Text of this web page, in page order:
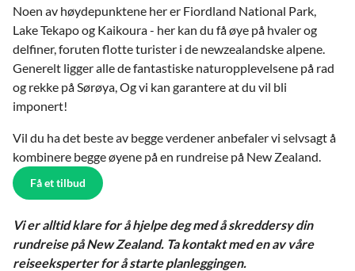
Noen av høydepunktene her er Fiordland National Park,
Lake Tekapo og Kaikoura - her kan du få øye på hvaler og
delfiner, foruten flotte turister i de newzealandske alpene.
Generelt ligger alle de fantastiske naturopplevelsene på rad
og rekke på Sørøya, Og vi kan garantere at du vil bli
imponert!
Vil du ha det beste av begge verdener anbefaler vi selvsagt å
kombinere begge øyene på en rundreise på New Zealand.
Få et tilbud
Vi er alltid klare for å hjelpe deg med å skreddersy din
rundreise på New Zealand. Ta kontakt med en av våre
reiseeksperter for å starte planleggingen.